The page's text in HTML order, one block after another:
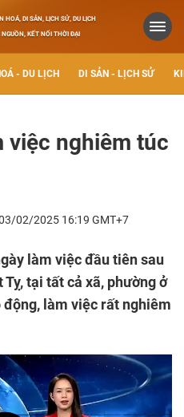
HOÁ, DI SẢN, LỊCH SỬ, DU LỊCH
KẾT NỐI THỜI ĐẠI
- DU LỊCH DI SẢN - LỊCH SỬ
việc nghiêm túc
02/2025 16:19 GMT+7
làm việc đầu tiên sau
tại tất cả xã, phường ở
làm việc rất nghiêm